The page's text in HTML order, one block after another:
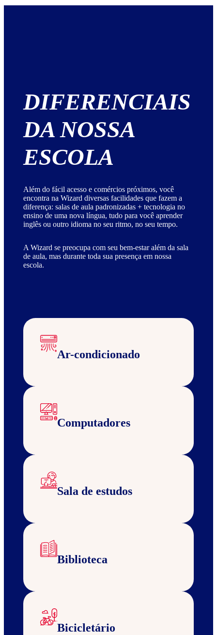
DIFERENCIAIS
DA NOSSA
ESCOLA
Além do fácil acesso e comércios próximos, você
encontra na Wizard diversas facilidades que fazem a
diferença: salas de aula padronizadas + tecnologia no
ensino de uma nova língua, tudo para você aprender
inglês ou outro idioma no seu ritmo, no seu tempo.
A Wizard se preocupa com seu bem-estar além da sala
de aula, mas durante toda sua presença em nossa
escola.
Ar-condicionado
Computadores
Sala de estudos
Biblioteca
Bicicletário